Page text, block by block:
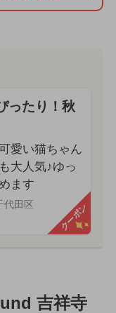
ったり！秋
愛い猫ちゃん
大人気♪ゆっ
ます
代田区 クーポン
吉祥寺